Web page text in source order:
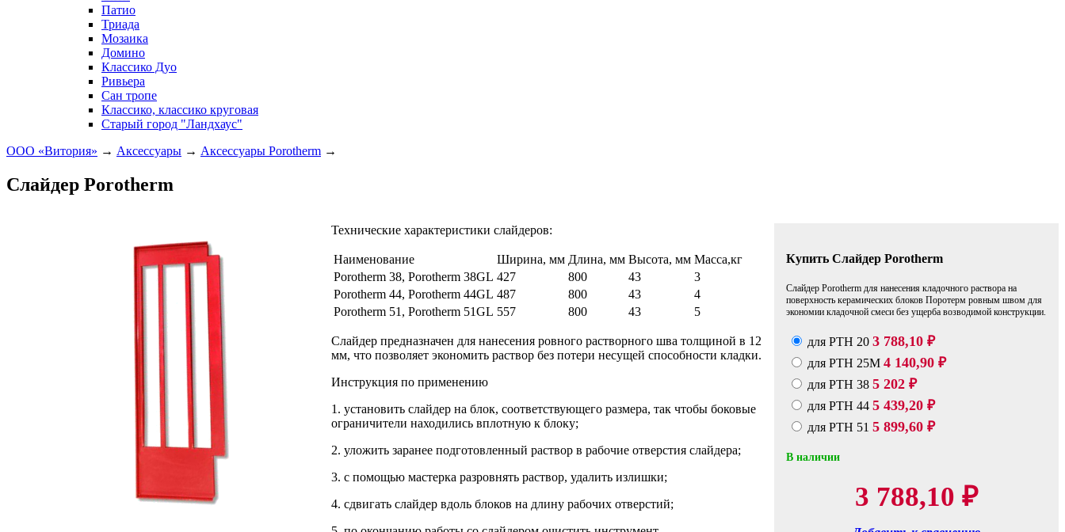
Патио
Триада
Мозаика
Домино
Классико Дуо
Ривьера
Сан тропе
Классико, классико круговая
Старый город "Ландхаус"
ООО «Витория» → Аксессуары → Аксессуары Porotherm →
Слайдер Porotherm
Купить Слайдер Porotherm
Cлайдер Porotherm для нанесения кладочного раствора на
поверхность керамических блоков Поротерм ровным швом для
экономии кладочной смеси без ущерба возводимой конструкции.
для PTH 20 3 788,10₽
для PTH 25M 4 140,90₽
для PTH 38 5 202₽
для PTH 44 5 439,20₽
для PTH 51 5 899,60₽
В наличии
3 788,10₽
Технические характеристики слайдеров:
Наименование Ширина, мм Длина, мм Высота, мм Масса,кг
Porotherm 38, Porotherm 38GL 427 800 43
3
Porotherm 44, Porotherm 44GL 487 800 43
4
Porotherm 51, Porotherm 51GL 557 800 43 5
Слайдер предназначен для нанесения ровного растворного шва толщиной в 12
мм, что позволяет экономить раствор без потери несущей способности кладки.
Инструкция по применению
1. установить слайдер на блок, соответствующего размера, так чтобы боковые
ограничители находились вплотную к блоку;
2. уложить заранее подготовленный раствор в рабочие отверстия слайдера;
3. с помощью мастерка разровнять раствор, удалить излишки;
4. сдвигать слайдер вдоль блоков на длину рабочих отверстий;